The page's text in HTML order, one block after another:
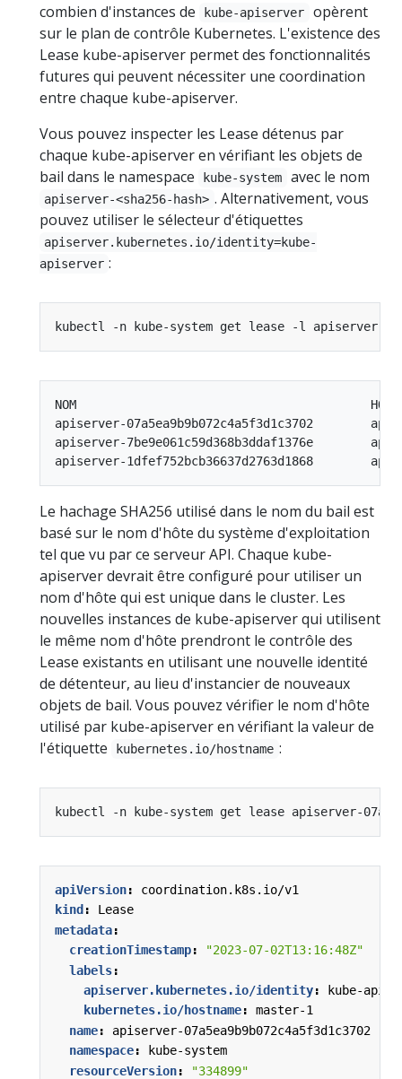
combien d'instances de kube-apiserver
opèrent
sur le plan de contrôle Kubernetes. L'existence des
Lease kube-apiserver permet des fonctionnalités
futures qui peuvent nécessiter une coordination
entre chaque kube-apiserver.
Vous pouvez inspecter les Lease détenus par
chaque kube-apiserver en vérifiant les objets de
bail dans le namespace
kube-system avec le nom
apiserver-<sha256-hash> . Alternativement, vous
pouvez utiliser le sélecteur d'étiquettes
apiserver.kubernetes.io/identity=kube-
apiserver :
kubectl -n kube-system get lease -l
NOM
apiserver-07a5ea9b9b072c4a5f3d1c3702
apiserver-7be9e061c59d368b3ddaf1376e
Le hachage SHA256 utilisé dans le nom du bail est
basé sur le nom d'hôte du système d'exploitation
tel que vu par ce serveur API. Chaque kube-
apiserver devrait être configuré pour utiliser un
nom d'hôte qui est unique dans le cluster. Les
nouvelles instances de kube-apiserver qui utilisent
le même nom d'hôte prendront le contrôle des
Lease existants en utilisant une nouvelle identité
de détenteur, au lieu d'instancier de nouveaux
objets de bail. Vous pouvez vérifier le nom d'hôte
utilisé par kube-apiserver en vérifiant la valeur de
l'étiquette
kubernetes.io/hostname :
apiVersion:
coordination.k8s.io/v1
kind :
Lease
metadata:
creationTimestamp:
"2023-07-02T13:16:48Z"
labels:
apiserver.kubernetes.io/identity:
kube-
kubernetes.io/hostname:
master-1
name:
apiserver-07a5ea9b9b072c4a5f3d1c3702
namespace:
kube-system
resourceVersion:
"334899"